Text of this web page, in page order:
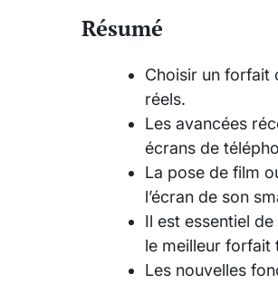
Résumé
Choisir un forfait
réels.
Les avancées
écrans de
La pose de film
l’écran de son
Il est essentiel
le meilleur forfait
Les nouvelles